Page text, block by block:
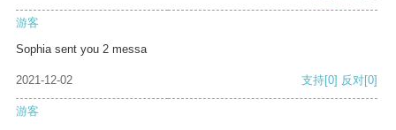
游客
Sophia sent you 2 messa
2021-12-02 支持[0] 反对[0]
游客